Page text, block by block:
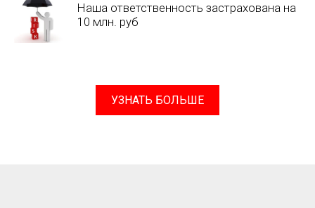
Наша ответственность застрахована на
10 млн. руб
УЗНАТЬ БОЛЬШЕ